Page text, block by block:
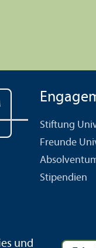
Stiftung
Freunde
Stipendien
und